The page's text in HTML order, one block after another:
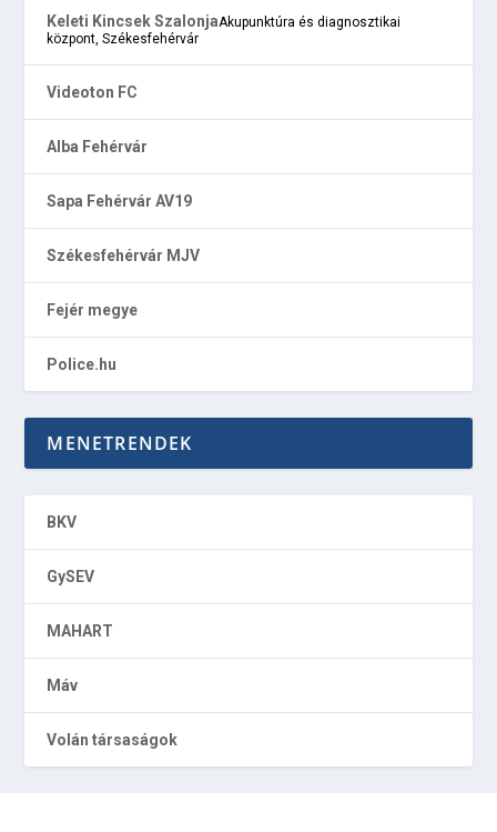
Keleti Kincsek SzalonjaAkupunktúra és diagnosztikai
központ, Székesfehérvár
Videoton FC
Alba Fehérvár
Sapa Fehérvár AV19
Székesfehérvár MJV
Fejér megye
Police.hu
MENETRENDEK
BKV
GySEV
MAHART
Máv
Volán társaságok